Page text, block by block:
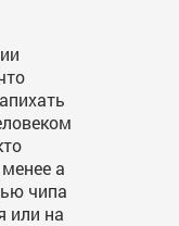
а
чипа
или на